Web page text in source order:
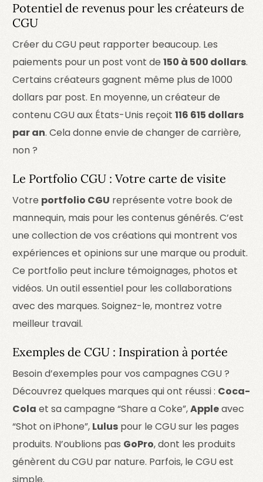
Potentiel de revenus pour les créateurs de
CGU
Créer du CGU peut rapporter beaucoup. Les
paiements pour un post vont de150 à 500 dollars.
Certains créateurs gagnent même plus de 1000
dollars par post. En moyenne, un créateur de
contenu CGU aux États-Unis reçoit116 615 dollars
par an. Cela donne envie de changer de carrière,
non ?
Le Portfolio CGU : Votre carte de visite
Votre portfolio CGU représente votre book de
mannequin, mais pour les contenus générés. C’est
une collection de vos créations qui montrent vos
expériences et opinions sur une marque ou produit.
Ce portfolio peut inclure témoignages, photos et
vidéos. Un outil essentiel pour les collaborations
avec des marques. Soignez-le, montrez votre
meilleur travail.
Exemples de CGU : Inspiration à portée
Besoin d’exemples pour vos campagnes CGU ?
Découvrez quelques marques qui ont réussi : Coca-
Cola et sa campagne “Share a Coke”,Appleavec
“Shot on iPhone”, Lulus pour le CGU sur les pages
produits. N’oublions pas GoPro, dont les produits
génèrent du CGU par nature. Parfois, le CGU est